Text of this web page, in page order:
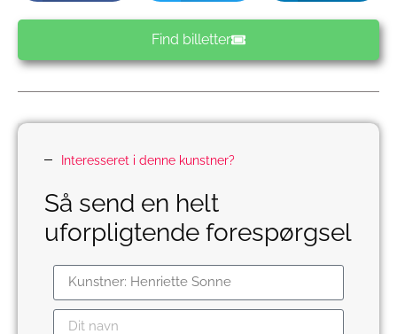
Find billetter
Interesseret i denne kunstner?
Så send en helt
uforpligtende forespørgsel